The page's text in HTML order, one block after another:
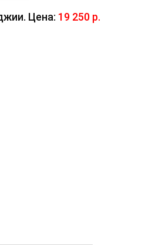
Цена: 19 250 р.